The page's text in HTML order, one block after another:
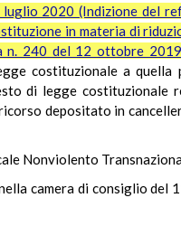
2020 (Indizione del
in materia di
n. 240 del 12 ottobre
costituzionale a
di legge
ricorso depositato in
Nonviolento
camera di consiglio